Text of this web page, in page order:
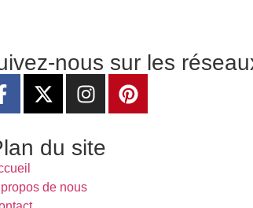
nous sur les
du site
de nous